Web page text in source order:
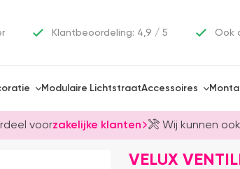
Klantbeoordeling: 4,9 / 5 Ook
Modulaire LichtstraatAccessoires
voorzakelijke klanten Wij kunnen
VELUX